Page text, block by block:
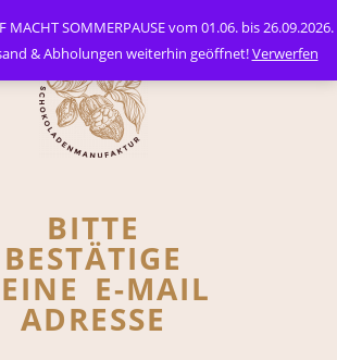
MACHT SOMMERPAUSE vom 01.06. bis 26.09.2026.
& Abholungen weiterhin geöffnet!Verwerfen
BITTE
BESTÄTIGE
E-MAIL
ADRESSE